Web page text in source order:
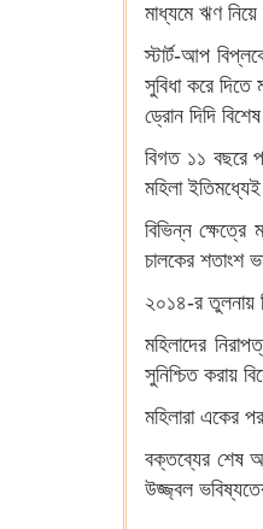
মাধ্যমে ঋণ
স্টার্ট-আপ
সুবিধা করে
ড্রোন দিদি
বিগত ১১ বছরে
মহিলা
বিভিন্ন ক্ষেত্রে
চালকের শতাংশ
২০১৪-র তুলনায়
মহিলাদের
সুনিশ্চিত করায়
মহিলারা একের
বক্তব্যের শেষ
উজ্জ্বল